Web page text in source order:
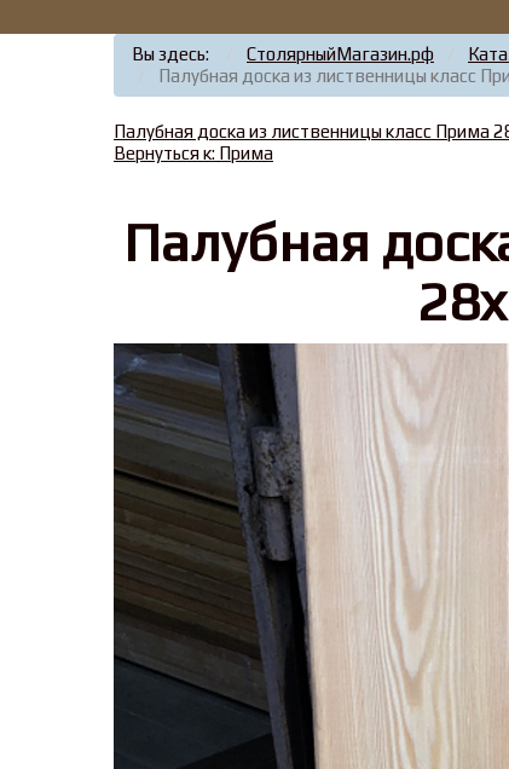
Вы здесь: СтолярныйМагазин.рф
Палубная доска из лиственницы класс
Палубная доска из лиственницы класс
Вернуться к: Прима
Палубная